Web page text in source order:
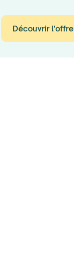
Découvrir l'offre